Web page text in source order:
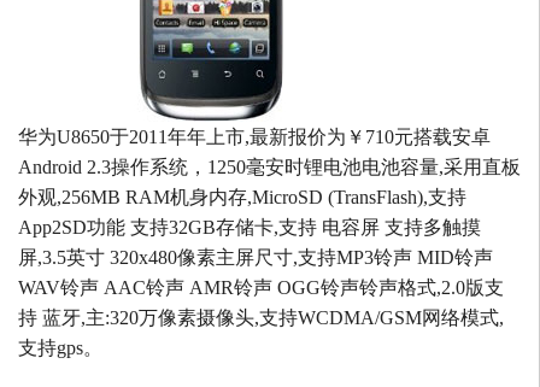
华为U8650于2011年年上市,最新报价为￥710元搭载安卓
Android 2.3操作系统，1250毫安时锂电池电池容量,采用直板
外观,256MB RAM机身内存,MicroSD (TransFlash),支持
App2SD功能 支持32GB存储卡,支持 电容屏 支持多触摸
屏,3.5英寸 320x480像素主屏尺寸,支持MP3铃声 MID铃声
WAV铃声 AAC铃声 AMR铃声 OGG铃声铃声格式,2.0版支
持 蓝牙,主:320万像素摄像头,支持WCDMA/GSM网络模式,
支持gps。